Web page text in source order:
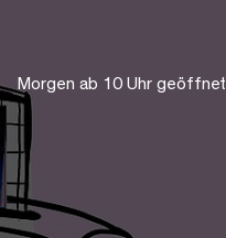
Morgen ab 10 Uhr geöffnet